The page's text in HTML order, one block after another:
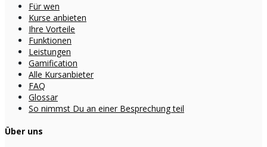
Für wen
Kurse anbieten
Ihre Vorteile
Funktionen
Leistungen
Gamification
Alle Kursanbieter
FAQ
Glossar
So nimmst Du an einer Besprechung teil
Über uns